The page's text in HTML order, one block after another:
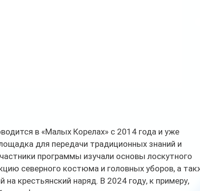
в «Малых Корелах» с 2014 года и уже
для передачи традиционных знаний и
программы изучали основы лоскутного
северного костюма и головных уборов, а
крестьянский наряд. В 2024 году, к примеру,